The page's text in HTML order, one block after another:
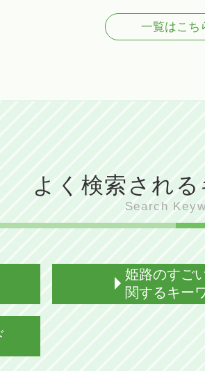
一覧はこち
よく検索される
Search
姫路のすご
関するキー
姫路 ぐじゃ焼き 地図
姫路 御座候 とは
姫路 御座候とは 意味